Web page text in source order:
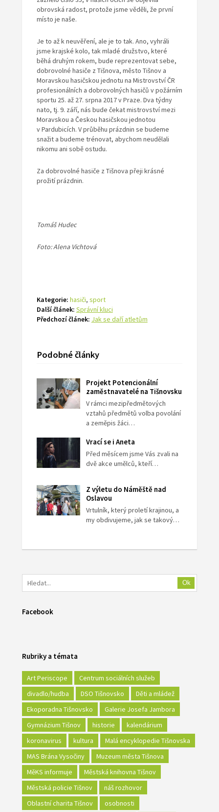
obrovská radost, protože jsme věděli, že první
místo je naše.
Je to až k neuvěření, ale je to tak. Ano, vyhráli
jsme krajské kolo, tak mladé družstvo, které
běhá druhým rokem, bude reprezentovat sebe,
dobrovolné hasiče z Tišnova, město Tišnov a
Moravskou hasičskou jednotu na Mistrovství ČR
profesionálních a dobrovolných hasičů v požárním
sportu 25. až 27. srpna 2017 v Praze. Dva týdny
nato, tj. 9. září, nás bude čekat mistrovství mezi
Moravskou a Českou hasičskou jednotou
v Pardubicích. V průběhu prázdnin se budeme
snažit a budeme trénovat, abychom neudělali
nikomu ani sobě ostudu.
Za dobrovolné hasiče z Tišnova přeji krásné
prožití prázdnin.
Tomáš Hudec
Foto: Alena Vichtová
Kategorie: hasiči, sport
Další článek: Správní kluci
Předchozí článek: Jak se daří atletům
Podobné články
Projekt Potencionální
zaměstnavatelé na Tišnovsku
V rámci mezipředmětových
vztahů předmětů volba povolání
a zeměpis žáci…
Vrací se i Aneta
Před měsícem jsme Vás zvali na
dvě akce umělců, kteří…
Z výletu do Náměště nad
Oslavou
Vrtulník, který proletí krajinou, a
my obdivujeme, jak se takový…
Ok
Facebook
Rubriky a témata
Art Periscope
Centrum sociálních služeb
divadlo/hudba
DSO Tišnovsko
Děti a mládež
Ekoporadna Tišnovsko
Galerie Josefa Jambora
Gymnázium Tišnov
historie
kalendárium
koronavirus
kultura
Malá encyklopedie Tišnovska
MAS Brána Vysočiny
Muzeum města Tišnova
MěKS informuje
Městská knihovna Tišnov
Městská policie Tišnov
náš rozhovor
Oblastní charita Tišnov
osobnosti